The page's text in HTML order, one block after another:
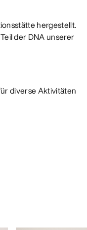
hergestellt.
der DNA unserer
diverse Aktivitäten